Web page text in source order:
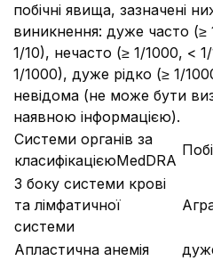
побічні явища, зазначені
виникнення: дуже часто (≥
1/10), нечасто (≥ 1/1000, <
1/1000), дуже рідко (≥ 1/
невідома (не може бути
наявною інформацією).
Системи органів за
класифікацієюMedDRA
З боку системи крові
та лімфатичної
системи
Апластична анемія